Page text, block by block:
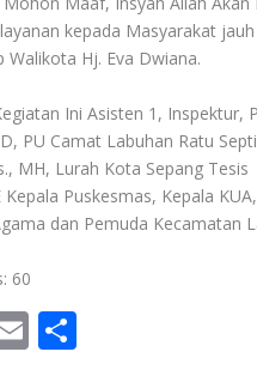
kepada Masyarakat
Walikota Hj. Eva Dwiana.
Ini Asisten 1, Inspektur,
PU Camat Labuhan Ratu
MH, Lurah Kota Sepang Tesis
Kepala Puskesmas, Kepala
dan Pemuda Kecamatan
60
E